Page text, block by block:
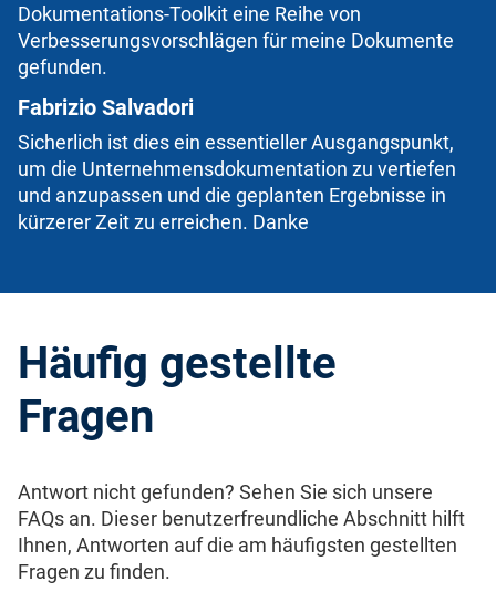
Dokumentations-Toolkit eine Reihe von
Verbesserungsvorschlägen für meine Dokumente
gefunden.
Fabrizio Salvadori
Sicherlich ist dies ein essentieller Ausgangspunkt,
um die Unternehmensdokumentation zu vertiefen
und anzupassen und die geplanten Ergebnisse in
kürzerer Zeit zu erreichen. Danke
Häufig gestellte
Fragen
Antwort nicht gefunden? Sehen Sie sich unsere
FAQs an. Dieser benutzerfreundliche Abschnitt hilft
Ihnen, Antworten auf die am häufigsten gestellten
Fragen zu finden.